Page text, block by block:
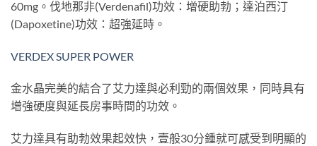
60mg。伐地那非(Verdenafil)功效：增硬助勃；達泊西汀
(Dapoxetine)功效：超強延時。
VERDEX SUPER POWER
金水晶完美的結合了艾力達與必利勁的兩個效果，同時具有
增強硬度與延長房事時間的功效。
艾力達具有助勃效果起效快，壹般30分鍾就可感受到明顯的